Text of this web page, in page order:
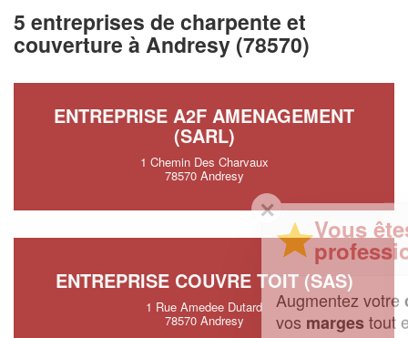
5 entreprises de charpente et
couverture à Andresy (78570)
ENTREPRISE A2F AMENAGEMENT
(SARL)
1 Chemin Des Charvaux
78570 Andresy
ENTREPRISE COUVRE TOIT (SAS)
1 Rue Amedee Dutard
78570 Andresy
✕
Vous êtes un
professionnel ?
Augmentez votrechiffre d'affaireset
margestout en gagnant de